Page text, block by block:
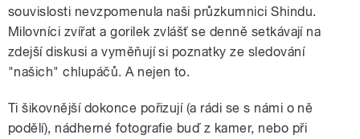
souvislosti nevzpomenula naši průzkumnici Shindu.
Milovníci zvířat a gorilek zvlášť se denně setkávají na
zdejší diskusi a vyměňují si poznatky ze sledování
"našich" chlupáčů. A nejen to.
Ti šikovnější dokonce pořizují (a rádi se s námi o ně
podělí), nádherné fotografie buď z kamer, nebo při